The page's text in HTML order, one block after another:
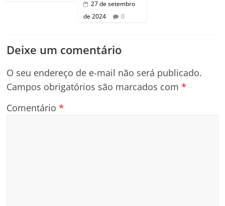
27 de setembro
de 2024
0
Deixe um comentário
O seu endereço de e-mail não será publicado.
Campos obrigatórios são marcados com*
Comentário*